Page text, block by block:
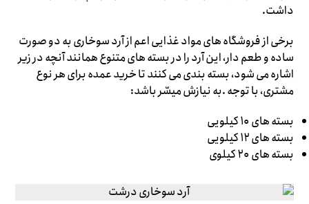
داشت.
برخی از فروشگاه های مواد غذایی اعم از آرد سوخاری به دو صورت
ساده و طعم دار، این آرد را در بسته های متنوع همانند آنچه در زیر
اشاره می شود، بسته بندی می کنند تا خرید عمده برای هر نوع
مشتری، با توجه .به نیازش میسّر باشد:
بسته های ۱۰ کیلویی
بسته های ۱۲ کیلویی
بسته های ۲۰ کیلوی